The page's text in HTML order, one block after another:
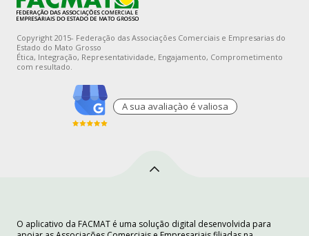
Copyright 2015- Federação das Associações Comerciais e Empresarias do
Estado do Mato Grosso
Ética, Integração, Representatividade, Engajamento, Comprometimento
com resultado.
A sua avaliaçào é valiosa
O aplicativo da FACMAT é uma solução digital desenvolvida para